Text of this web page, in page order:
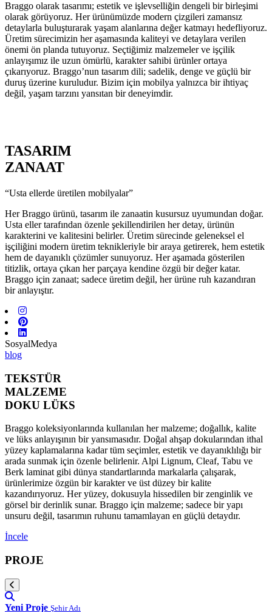
Braggo olarak tasarımı; estetik ve işlevselliğin dengeli bir birleşimi
olarak görüyoruz. Her ürünümüzde modern çizgileri zamansız
detaylarla buluşturarak yaşam alanlarına değer katmayı hedefliyoruz.
Üretim sürecimizin her aşamasında kaliteyi ve detaylara verilen
önemi ön planda tutuyoruz. Seçtiğimiz malzemeler ve işçilik
anlayışımız ile uzun ömürlü, karakter sahibi ürünler ortaya
çıkarıyoruz. Braggo’nun tasarım dili; sadelik, denge ve güçlü bir
duruş üzerine kuruludur. Bizim için mobilya yalnızca bir ihtiyaç
değil, yaşam tarzını yansıtan bir deneyimdir.
TASARIM
ZANAAT
“Usta ellerde üretilen mobilyalar”
Her Braggo ürünü, tasarım ile zanaatin kusursuz uyumundan doğar.
Usta eller tarafından özenle şekillendirilen her detay, ürünün
karakterini ve kalitesini belirler. Üretim sürecinde geleneksel el
işçiliğini modern üretim teknikleriyle bir araya getirerek, hem estetik
hem de dayanıklı çözümler sunuyoruz. Her aşamada gösterilen
titizlik, ortaya çıkan her parçaya kendine özgü bir değer katar.
Braggo için zanaat; sadece üretim değil, her ürüne ruh kazandıran
bir anlayıştır.
SosyalMedya
blog
TEKSTÜR
MALZEME
DOKU LÜKS
Braggo koleksiyonlarında kullanılan her malzeme; doğallık, kalite
ve lüks anlayışının bir yansımasıdır. Doğal ahşap dokularından ithal
yüzey kaplamalarına kadar tüm seçimler, estetik ve dayanıklılığı bir
arada sunmak için özenle belirlenir. Alpi Lignum, Cleaf, Tabu ve
Berk laminat gibi dünya standartlarında markalarla çalışarak,
ürünlerimize özgün bir karakter ve üst düzey bir kalite
kazandırıyoruz. Her yüzey, dokusuyla hissedilen bir zenginlik ve
görsel bir derinlik sunar. Braggo için malzeme; sadece bir yapı
unsuru değil, tasarımın ruhunu tamamlayan en güçlü detaydır.
İncele
PROJE
Yeni Proje Şehir Adı